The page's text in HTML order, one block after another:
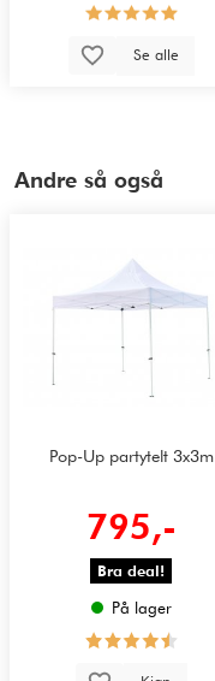
Se alle
Andre så også
Pop-Up partytelt 3x3m
795,-
Bra deal!
På lager